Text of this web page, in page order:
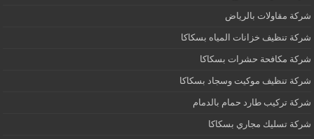
شركة مقاولات بالرياض
شركة تنظيف خزانات المياه بسكاكا
شركة مكافحة حشرات بسكاكا
شركة تنظيف موكيت وسجاد بسكاكا
شركة تركيب طارد حمام بالدمام
شركة تسليك مجاري بسكاكا